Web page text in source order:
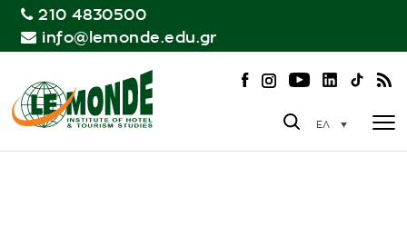
210 4830500
info@lemonde.edu.gr
ΕΛ